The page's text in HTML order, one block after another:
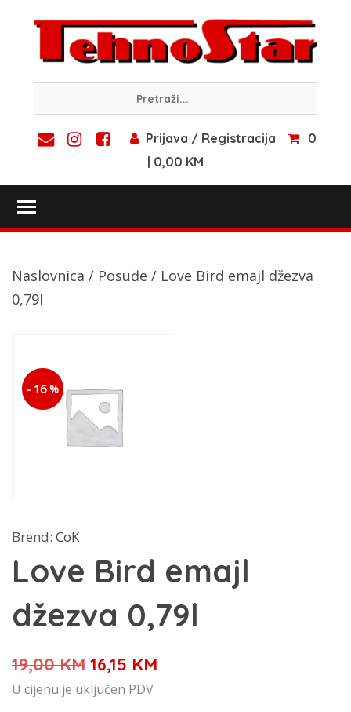
content
Prijava / Registracija
0
| 0,00 KM
Naslovnica / Posuđe / Love Bird emajl džezva
0,79l
- 16 %
Brend: CoK
Love Bird emajl
džezva 0,79l
19,00KM Izvorna
cijena
16,15 KM
U cijenu je uključen PDV